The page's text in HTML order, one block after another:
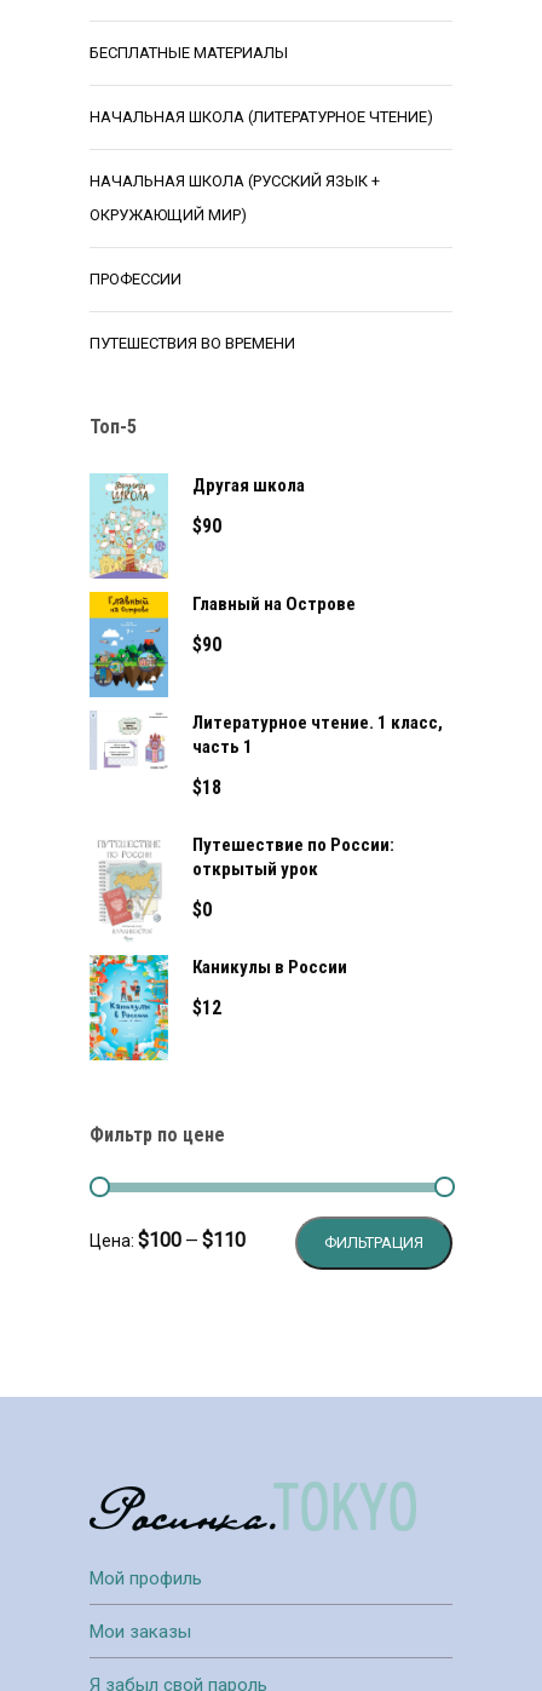
БЕСПЛАТНЫЕ МАТЕРИАЛЫ
НАЧАЛЬНАЯ ШКОЛА (ЛИТЕРАТУРНОЕ ЧТЕНИЕ)
НАЧАЛЬНАЯ ШКОЛА (РУССКИЙ ЯЗЫК +
ОКРУЖАЮЩИЙ МИР)
ПРОФЕССИИ
ПУТЕШЕСТВИЯ ВО ВРЕМЕНИ
Топ-5
Другая школа
$90
Главный на Острове
$90
Литературное чтение. 1 класс,
часть 1
$18
Путешествие по России:
открытый урок
$0
Каникулы в России
$12
Фильтр по цене
ФИЛЬТРАЦИЯ
Цена: $100 — $110
Мой профиль
Мои заказы
Я забыл свой пароль